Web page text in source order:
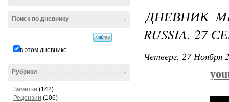
-
Поиск по дневнику
в этом дневнике
-
Рубрики
Заметки (142)
Рецензии (106)
ДНЕВНИК
RUSSIA. 27
Четверг, 27 Ноября